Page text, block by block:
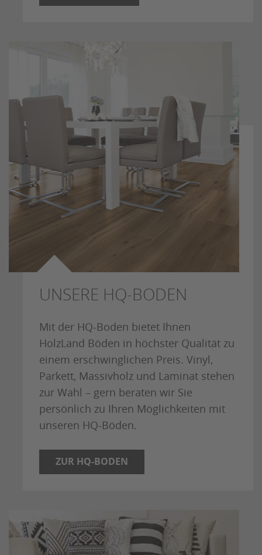
UNSERE HQ-BODEN
Mit der HQ-Boden bietet Ihnen
HolzLand Böden in höchster Qualität zu
einem erschwinglichen Preis. Vinyl,
Parkett, Massivholz und Laminat stehen
zur Wahl – gern beraten wir Sie
persönlich zu Ihren Möglichkeiten mit
unseren HQ-Böden.
ZUR HQ-BODEN